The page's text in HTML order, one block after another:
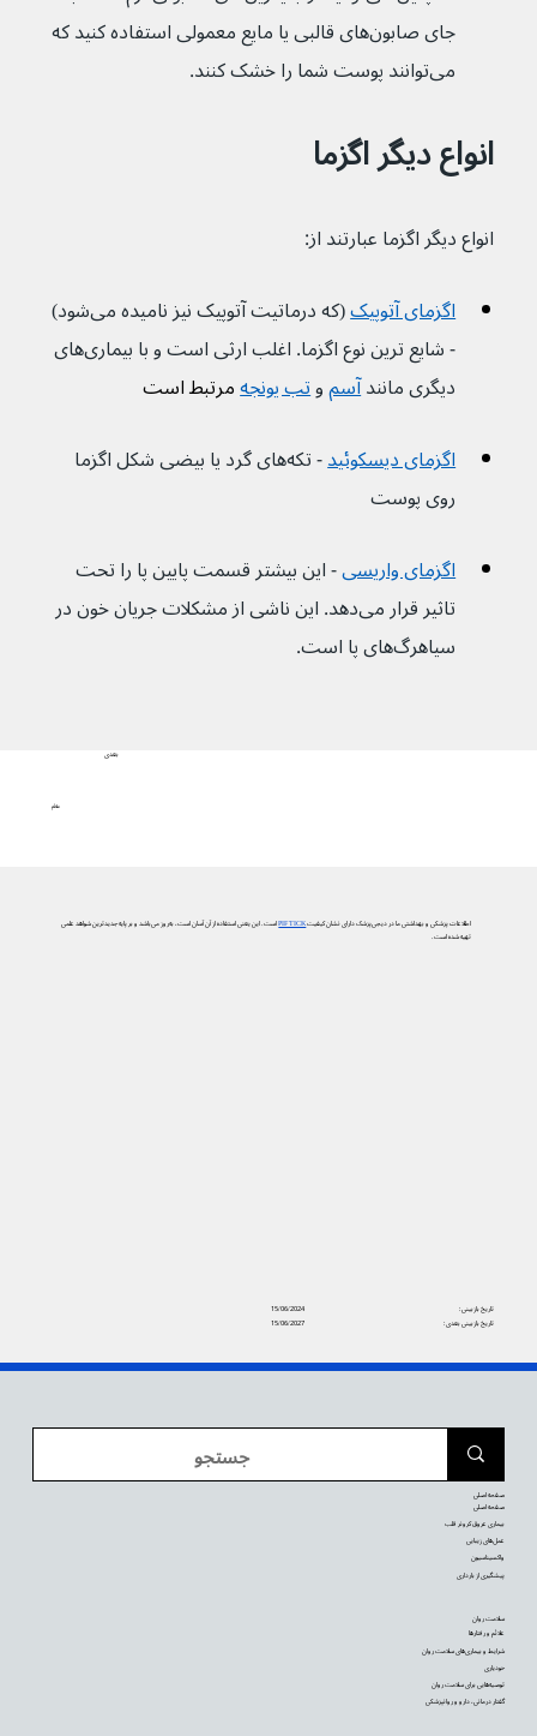
جای صابون‌های قالبی یا مایع معمولی استفاده کنید که
می‌توانند پوست شما را خشک کنند.
انواع دیگر اگزما
انواع دیگر اگزما عبارتند از:
اگزمای آتوپیک
(که درماتیت آتوپیک نیز نامیده می‌شود)
- شایع ترین نوع اگزما. اغلب ارثی است و با بیماری‌های
دیگری مانند آسم و تب یونجه مرتبط است
اگزمای دیسکوئید
- تکه‌های گرد یا بیضی شکل اگزما
روی پوست
اگزمای واریسی - این بیشتر قسمت پایین پا را تحت
تاثیر قرار می‌دهد. این ناشی از مشکلات جریان خون در
سیاهرگ‌های پا است.
علائم
بعدی
اطلاعات پزشکی و بهداشتی ما در دیجی‌پزشک دارای نشان کیفیتPIF TICKاست. این یعنی استفاده از آن آسان است، به‌روز می‌باشد و بر پایه جدیدترین شواهد علمی
تهیه شده است.
15/06/2024
تاریخ بازبینی:
15/06/2027
تاریخ بازبینی بعدی:
سلامت روان
علائم و رفتارها
شرایط و بیماری‌های سلامت روان
خودیاری
توصیه‌‌هایی برای سلامت روان
گفتار درمانی، دارو و روانپزشکی
صفحه اصلی
صفحه اصلی
بیماری عروق کرونر قلب
عمل‌های زیبایی
واکسیناسیون
پیشگیری از بارداری